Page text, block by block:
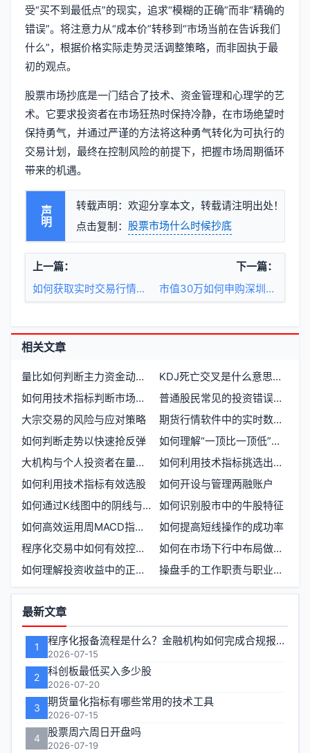
受“买不到最低点”的现实，追求“模糊的正确”而非“精确的
错误”。将注意力从“成本价”转移到“市场当前在告诉我们
什么”，根据价格实际走势灵活调整策略，而非固执于最
初的观点。
股票市场抄底是一门结合了技术、资金管理和心理学的艺
术。它要求投资者在市场狂热时保持冷静，在市场绝望时
保持勇气，并通过严谨的方法将这种勇气转化为可执行的
交易计划，最终在控制风险的前提下，把握市场周期循环
带来的机遇。
声明
转载声明：欢迎分享本文，转载请注明出处！
点击复制： 股票市场什么时候抄底
上一篇：
如何获取实时交易行情API的可靠途径有哪些
下一篇：
市值30万如何申购深圳新股才能按上限参与
相关文章
量比如何判断主力资金动向与买卖时机
KDJ死亡交叉是什么意思，如何判断与应对
如何用技术指标判断市场趋势
普通股民常见的投资错误及避免方法
大宗交易的风险与应对策略
期货行情软件中的实时数据流与交易决策机制
如何判断走势以快速抢反弹
如何理解“一顶比一顶低”的市场现象
大机构与个人投资者在量化交易中各自的优势是什么
如何利用技术指标挑选出获利50%以上的股票
如何利用技术指标有效选股
如何开设与管理两融账户
如何通过K线图中的阴线与阳线识别黑马股票
如何识别股市中的牛股特征
如何高效运用周MACD指标进行股票分析
如何提高短线操作的成功率
程序化交易中如何有效控制风险与保持系统稳定
如何在市场下行中布局做空大盘策略
如何理解投资收益中的正负波动
操盘手的工作职责与职业发展路径
功
能
区
最新文章
1 程序化报备流程是什么？金融机构如何完成合规报备
2026-07-15
2 科创板最低买入多少股
2026-07-20
3 期货量化指标有哪些常用的技术工具
2026-07-15
4 股票周六周日开盘吗
2026-07-19